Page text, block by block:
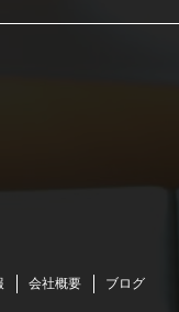
会社概要 ブログ